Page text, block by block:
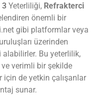
3 Yeterliliği, Refrakterci
önemli bir
gibi platformlar veya
üzerinden
alabilirler. Bu yeterlilik,
verimli bir şekilde
için de yetkin çalışanlar
sunar.